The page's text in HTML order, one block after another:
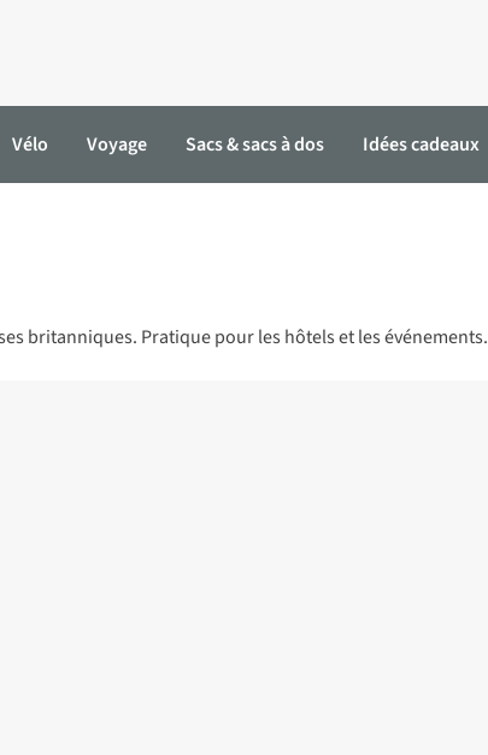
Vélo Voyage Sacs & sacs à dos Idées cadeaux
britanniques. Pratique pour les hôtels et les événements.